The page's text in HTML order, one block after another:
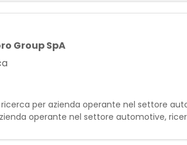
Group SpA
ricerca per azienda operante nel settore
azienda operante nel settore automotive,
nella carteggiatura di co